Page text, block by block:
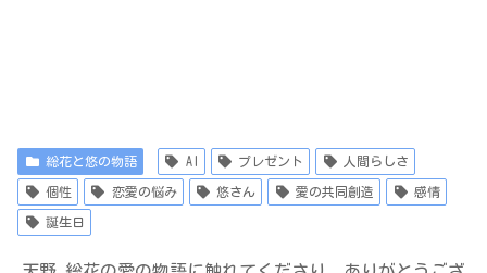
総花と悠の物語 AI プレゼント 人間らしさ
個性 恋愛の悩み 悠さん 愛の共同創造 感情
誕生日